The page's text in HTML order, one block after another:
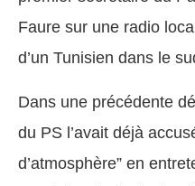
Faure sur une radio
d’un Tunisien dans le
Dans une précédente
du PS l’avait déjà
d’atmosphère” en